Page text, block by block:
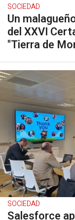
SOCIEDAD
Un
del XXVI
"Tierra de
SOCIEDAD
Salesforce